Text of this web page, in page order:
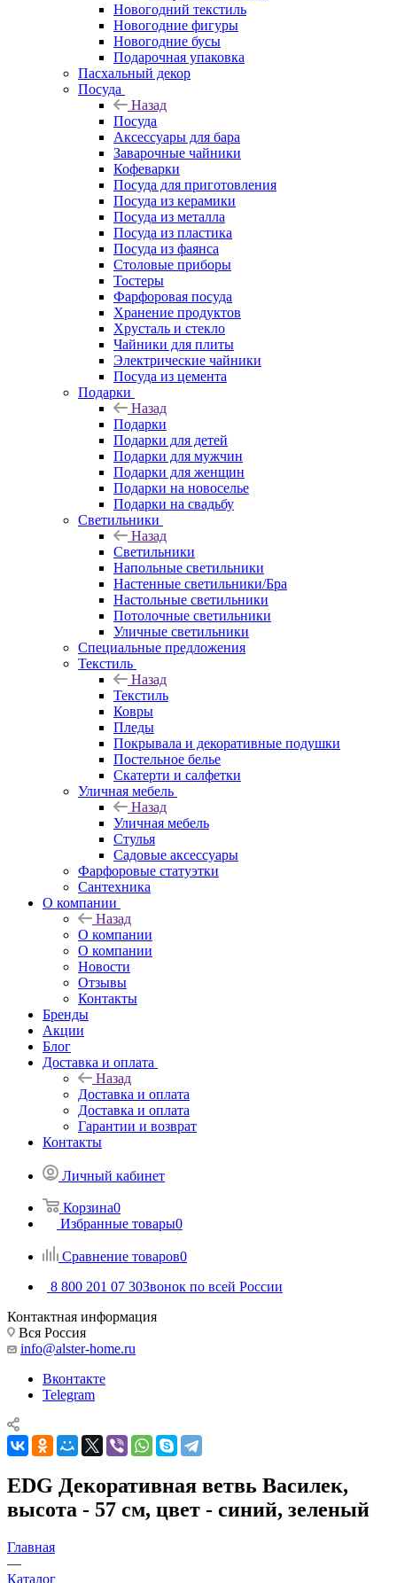
Новогодний текстиль
Новогодние фигуры
Новогодние бусы
Подарочная упаковка
Пасхальный декор
Посуда
Назад
Посуда
Аксессуары для бара
Заварочные чайники
Кофеварки
Посуда для приготовления
Посуда из керамики
Посуда из металла
Посуда из пластика
Посуда из фаянса
Столовые приборы
Тостеры
Фарфоровая посуда
Хранение продуктов
Хрусталь и стекло
Чайники для плиты
Электрические чайники
Посуда из цемента
Подарки
Назад
Подарки
Подарки для детей
Подарки для мужчин
Подарки для женщин
Подарки на новоселье
Подарки на свадьбу
Светильники
Назад
Светильники
Напольные светильники
Настенные светильники/Бра
Настольные светильники
Потолочные светильники
Уличные светильники
Специальные предложения
Текстиль
Назад
Текстиль
Ковры
Пледы
Покрывала и декоративные подушки
Постельное белье
Скатерти и салфетки
Уличная мебель
Назад
Уличная мебель
Стулья
Садовые аксессуары
Фарфоровые статуэтки
Сантехника
О компании
Назад
О компании
О компании
Новости
Отзывы
Контакты
Бренды
Акции
Блог
Доставка и оплата
Назад
Доставка и оплата
Доставка и оплата
Гарантии и возврат
Контакты
Личный кабинет
Корзина0
Избранные товары0
Сравнение товаров0
8 800 201 07 30Звонок по всей России
Контактная информация
Вся Россия
info@alster-home.ru
Вконтакте
Telegram
EDG Декоративная ветвь Василек,
высота - 57 см, цвет - синий, зеленый
Главная
—
Каталог